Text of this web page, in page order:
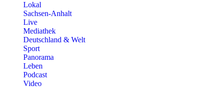
Lokal
Sachsen-Anhalt
Live
Mediathek
Deutschland & Welt
Sport
Panorama
Leben
Podcast
Video